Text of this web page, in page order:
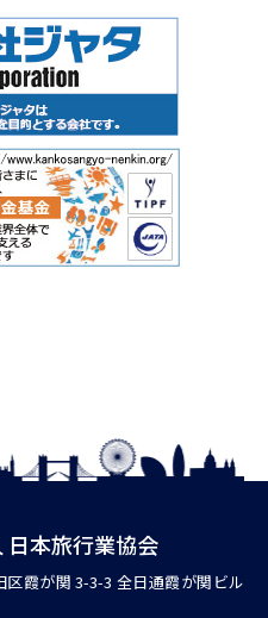
日本旅行業協会
区霞が関 3-3-3 全日通霞が関ビル